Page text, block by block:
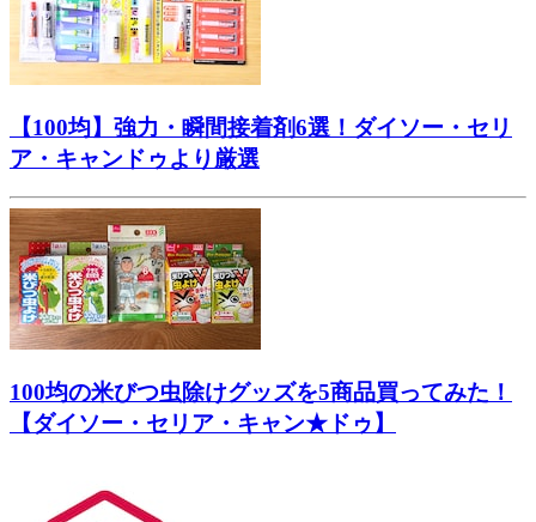
【100均】強力・瞬間接着剤6選！ダイソー・セリ
ア・キャンドゥより厳選
100均の米びつ虫除けグッズを5商品買ってみた！
【ダイソー・セリア・キャン★ドゥ】